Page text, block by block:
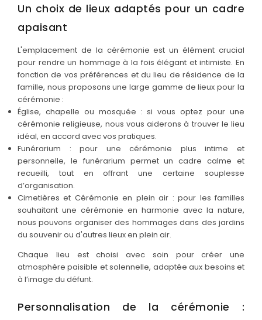
Un choix de lieux adaptés pour un cadre
apaisant
L'emplacement de la cérémonie est un élément crucial
pour rendre un hommage à la fois élégant et intimiste. En
fonction de vos préférences et du lieu de résidence de la
famille, nous proposons une large gamme de lieux pour la
cérémonie :
Église, chapelle ou mosquée : si vous optez pour une
cérémonie religieuse, nous vous aiderons à trouver le lieu
idéal, en accord avec vos pratiques.
Funérarium : pour une cérémonie plus intime et
personnelle, le funérarium permet un cadre calme et
recueilli, tout en offrant une certaine souplesse
d’organisation.
Cimetières et Cérémonie en plein air : pour les familles
souhaitant une cérémonie en harmonie avec la nature,
nous pouvons organiser des hommages dans des jardins
du souvenir ou d'autres lieux en plein air.
Chaque lieu est choisi avec soin pour créer une
atmosphère paisible et solennelle, adaptée aux besoins et
à l’image du défunt.
Personnalisation de la cérémonie :